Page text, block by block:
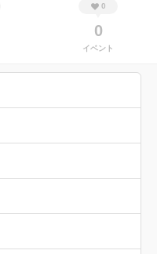
0
0
イベント